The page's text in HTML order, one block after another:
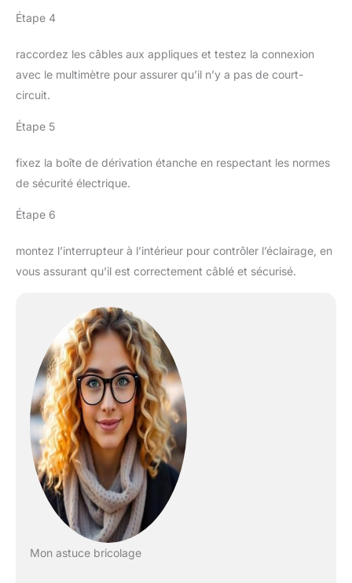
Étape 4
raccordez les câbles aux appliques et testez la connexion
avec le multimètre pour assurer qu’il n’y a pas de court-
circuit.
Étape 5
fixez la boîte de dérivation étanche en respectant les normes
de sécurité électrique.
Étape 6
montez l’interrupteur à l’intérieur pour contrôler l’éclairage, en
vous assurant qu’il est correctement câblé et sécurisé.
Mon astuce bricolage